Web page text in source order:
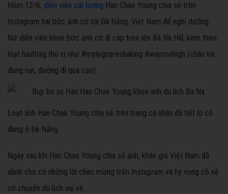
Hôm 12/6, diễn viên cải lương Han Chae Young chia sẻ trên
Instagram hai bức ảnh cô tới Đà Nẵng, Việt Nam để nghỉ dưỡng.
Nữ diễn viên khoe bức ảnh cô đi cáp treo lên Bà Nà Hill, kèm theo
loạt hashtag thú vị như #mylegsareshaking #waytoohigh (chân tôi
đang run, đường đi quá cao).
Loạt ảnh Han Chae Young chia sẻ trên trang cá nhân đã tiết lộ cô
đang ở Đà Nẵng.
Ngay sau khi Han Chae Young chia sẻ ảnh, khán giả Việt Nam đã
dành cho cô những lời chào mừng trên Instagram và hy vọng cô sẽ
có chuyến du lịch vui vẻ.